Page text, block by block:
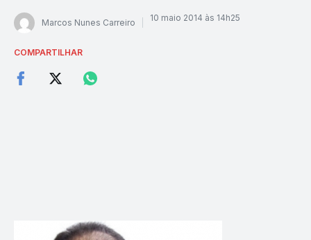
Marcos Nunes Carreiro 10 maio 2014 às 14h25
COMPARTILHAR